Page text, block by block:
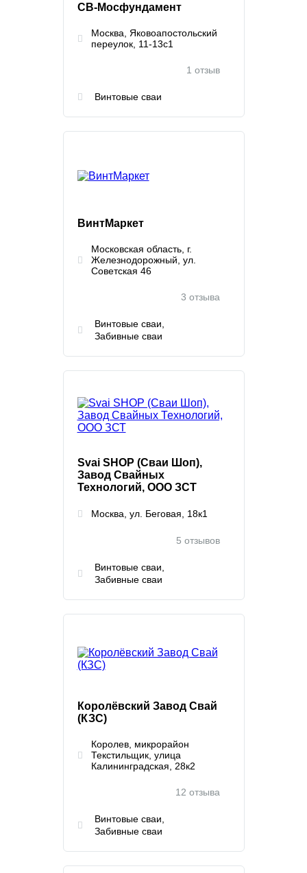
СВ-Мосфундамент
Москва, Яковоапостольский
переулок, 11-13с1
1 отзыв
Винтовые сваи
ВинтМаркет
Московская область, г.
Железнодорожный, ул.
Советская 46
3 отзыва
Винтовые сваи
Забивные сваи
Svai SHOP (Сваи Шоп),
Завод Свайных
Технологий, ООО ЗСТ
Москва, ул. Беговая, 18к1
5 отзывов
Винтовые сваи
Забивные сваи
Королёвский Завод Свай
(КЗС)
Королев, микрорайон
Текстильщик, улица
Калининградская, 28к2
12 отзыва
Винтовые сваи
Забивные сваи